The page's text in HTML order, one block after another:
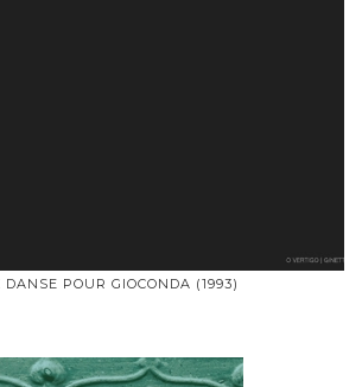
DANSE POUR GIOCONDA (1993)